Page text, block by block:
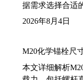
据需求选择合适
2026年8月4日
M20化学锚栓尺
本文详细解析